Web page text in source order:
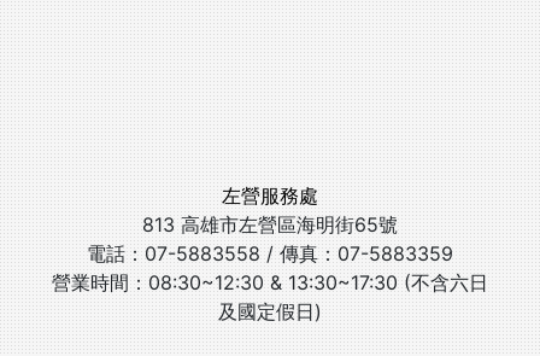
左營服務處
813 高雄市左營區海明街65號
電話：07-5883558 / 傳真：07-5883359
營業時間：08:30~12:30 & 13:30~17:30 (不含六日
及國定假日)